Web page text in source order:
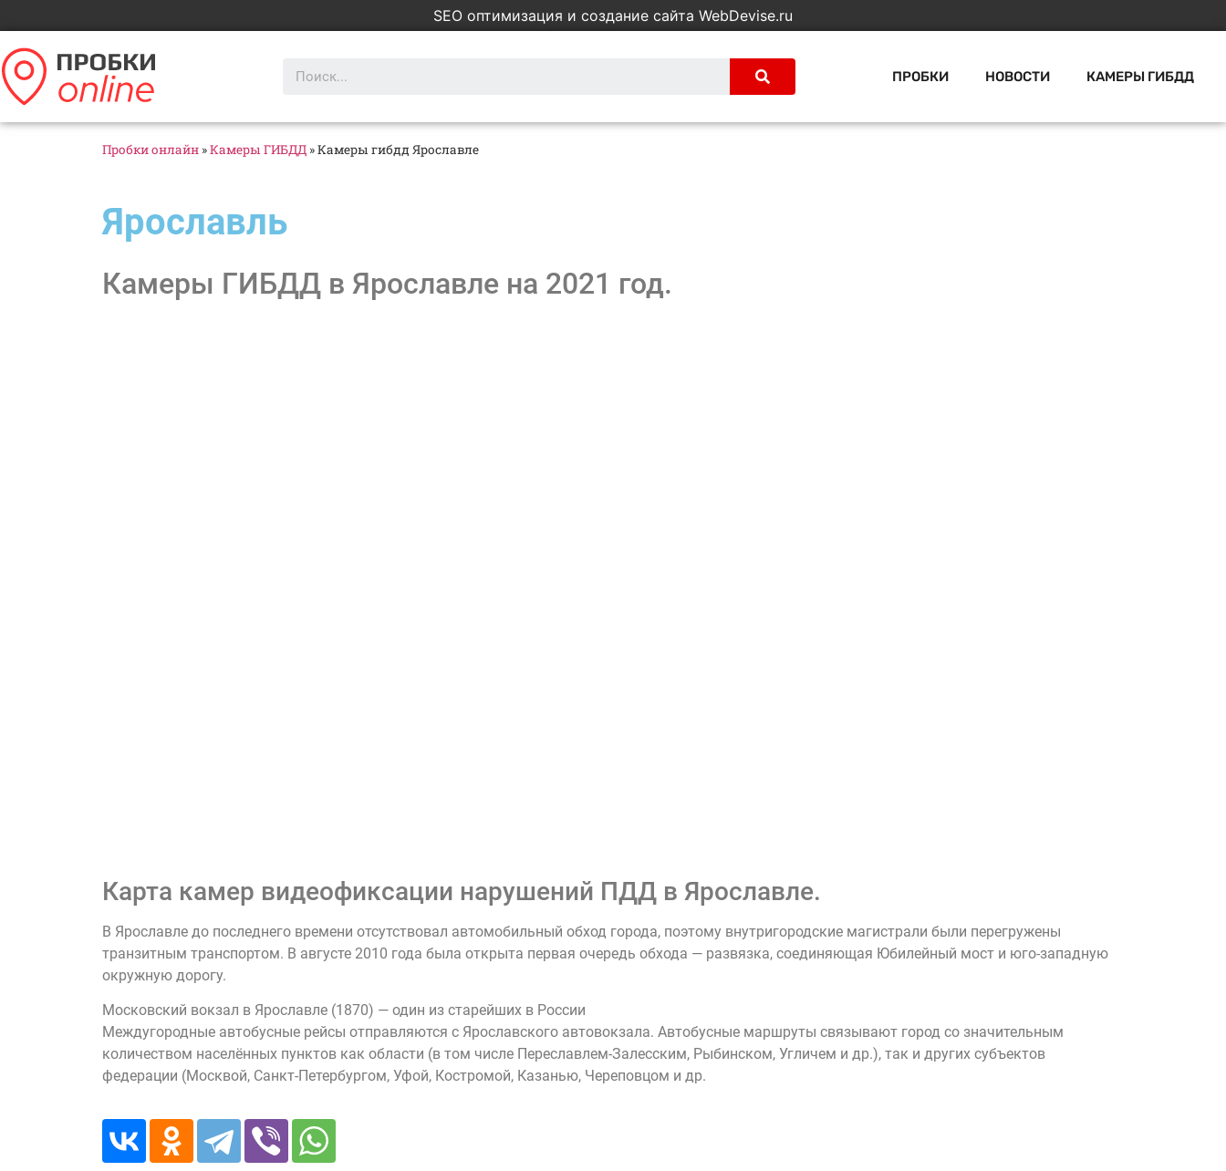
SEO оптимизация и создание сайта WebDevise.ru
ПРОБКИ НОВОСТИ КАМЕРЫ ГИБДД
Пробки онлайн »Камеры ГИБДД »Камеры гибдд Ярославле
Ярославль
Камеры ГИБДД в Ярославле на 2021 год.
Карта камер видеофиксации нарушений ПДД в Ярославле.
В Ярославле до последнего времени отсутствовал автомобильный обход города, поэтому внутригородские магистрали были перегружены
транзитным транспортом. В августе 2010 года была открыта первая очередь обхода — развязка, соединяющая Юбилейный мост и юго-западную
окружную дорогу.
Московский вокзал в Ярославле (1870) — один из старейших в России
Междугородные автобусные рейсы отправляются с Ярославского автовокзала. Автобусные маршруты связывают город со значительным
количеством населённых пунктов как области (в том числе Переславлем-Залесским, Рыбинском, Угличем и др.), так и других субъектов
федерации (Москвой, Санкт-Петербургом, Уфой, Костромой, Казанью, Череповцом и др.